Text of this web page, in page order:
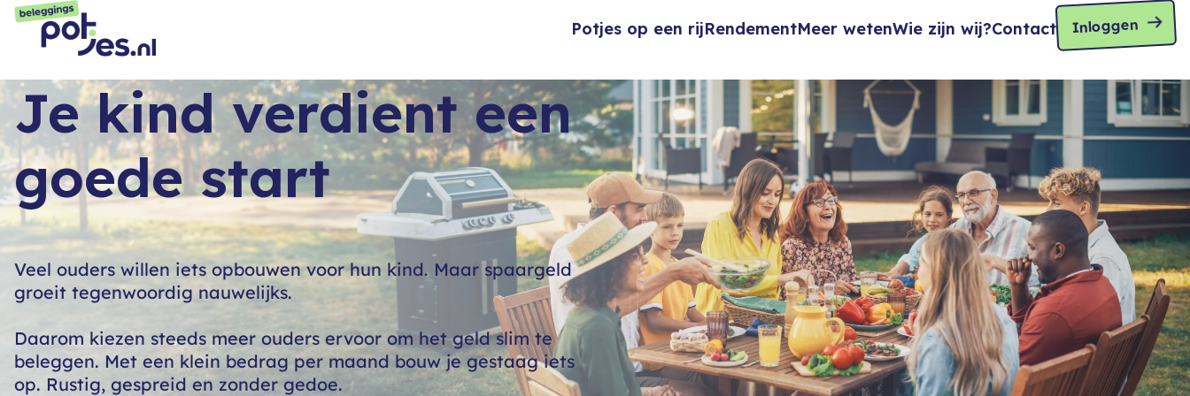
Potjes op een rijRendementMeer wetenWie zijn wij?Contact Inloggen
Je kind verdient een
goede start
Veel ouders willen iets opbouwen voor hun kind. Maar spaargeld
groeit tegenwoordig nauwelijks.
Daarom kiezen steeds meer ouders ervoor om het geld slim te
beleggen. Met een klein bedrag per maand bouw je gestaag iets
op. Rustig, gespreid en zonder gedoe.